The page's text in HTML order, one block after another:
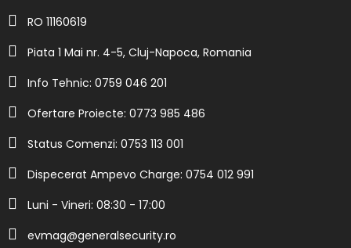
RO 11160619
Piata 1 Mai nr. 4-5, Cluj-Napoca, Romania
Info Tehnic: 0759 046 201
Ofertare Proiecte: 0773 985 486
Status Comenzi: 0753 113 001
Dispecerat Ampevo Charge: 0754 012 991
Luni - Vineri: 08:30 - 17:00
evmag@generalsecurity.ro